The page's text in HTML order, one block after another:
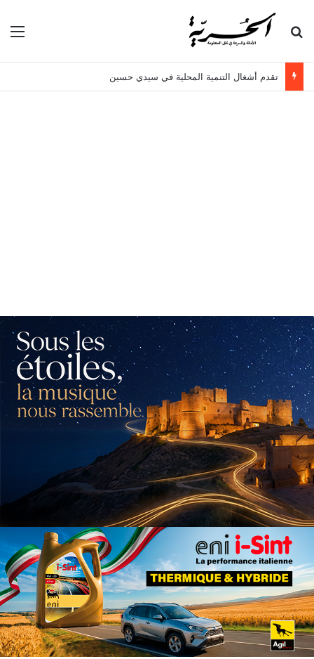
بحث عن
تقدم أشغال التنمية المحلية في سيدي حسين